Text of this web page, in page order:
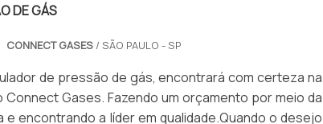
DE GÁS
CONNECT GASES / SÃO PAULO - SP
de pressão de gás, encontrará com certeza na
Gases. Fazendo um orçamento por meio da
e encontrando a líder em qualidade.Quando o desejo